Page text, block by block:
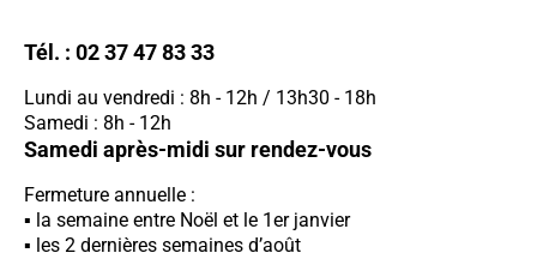
Tél. : 02 37 47 83 33
Lundi au vendredi : 8h - 12h / 13h30 - 18h
Samedi : 8h - 12h
Samedi après-midi sur rendez-vous
Fermeture annuelle :
la semaine entre Noël et le 1er janvier
les 2 dernières semaines d’août